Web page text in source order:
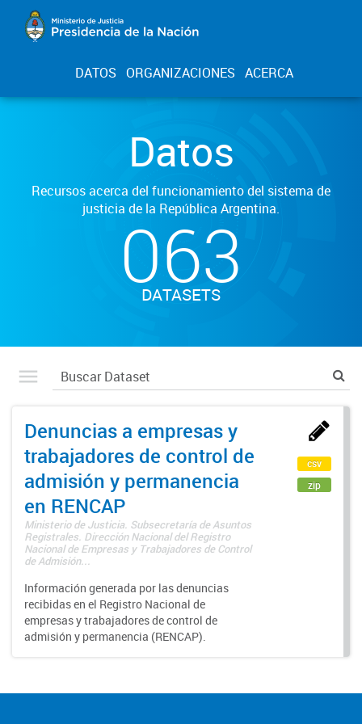
DATOS ORGANIZACIONES ACERCA
Datos
Recursos acerca del funcionamiento del sistema de
justicia de la República Argentina.
063
DATASETS
Denuncias a empresas y
trabajadores de control de
admisión y permanencia
en RENCAP
Ministerio de Justicia. Subsecretaría de Asuntos
Registrales. Dirección Nacional del Registro
Nacional de Empresas y Trabajadores de Control
de Admisión...
Información generada por las denuncias
recibidas en el Registro Nacional de
empresas y trabajadores de control de
admisión y permanencia (RENCAP).
csv
zip